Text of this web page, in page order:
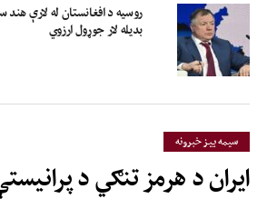
روسیه د افغانستان له لارې
بدیله لار جوړول ارزوي
سیمه ییز خبرونه
ایران د هرمز تنګي د